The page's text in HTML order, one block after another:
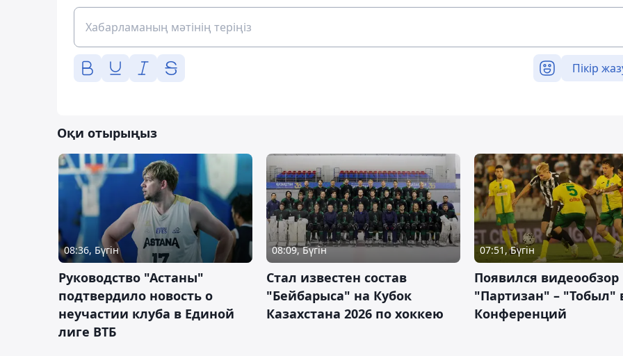
Пікір
Оқи отырыңыз
08:36, Бүгін
Руководство "Астаны"
подтвердило новость о
неучастии клуба в Единой
лиге ВТБ
08:09, Бүгін
Стал известен состав
"Бейбарыса" на Кубок
Казахстана 2026 по хоккею
07:51, Бүгін
Появился
"Партизан" – "Тобыл"
Конференций